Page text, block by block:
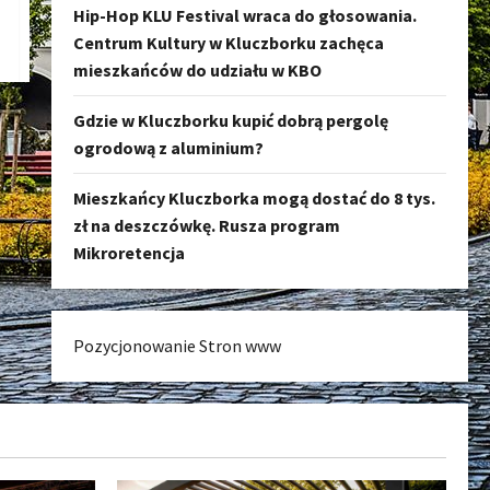
Hip-Hop KLU Festival wraca do głosowania.
Centrum Kultury w Kluczborku zachęca
mieszkańców do udziału w KBO
Gdzie w Kluczborku kupić dobrą pergolę
ogrodową z aluminium?
Mieszkańcy Kluczborka mogą dostać do 8 tys.
zł na deszczówkę. Rusza program
Mikroretencja
Pozycjonowanie Stron www